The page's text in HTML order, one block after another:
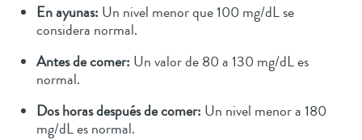
En ayunas: Un nivel menor que 100 mg/dL se
considera normal.
Antes de comer: Un valor de 80 a 130 mg/dL es
normal.
Dos horas después de comer: Un nivel menor a 180
mg/dL es normal.